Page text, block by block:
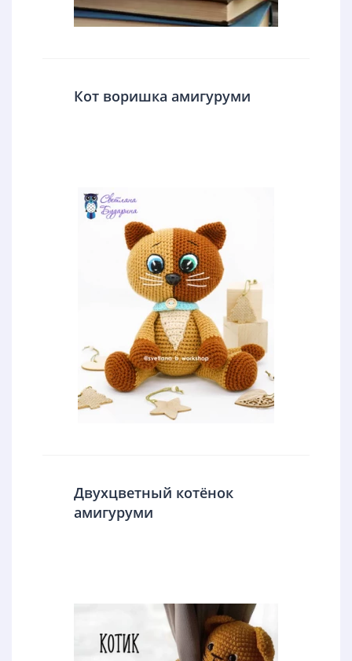
Кот воришка амигуруми
Двухцветный котёнок
амигуруми